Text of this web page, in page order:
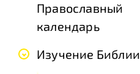
Православный
календарь
Изучение Библии